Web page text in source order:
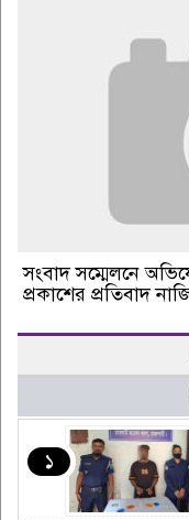
সংবাদ সম্মেলনে
প্রকাশের প্রতিবাদ
১